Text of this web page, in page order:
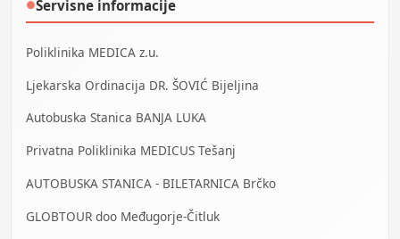
●Servisne informacije
Poliklinika MEDICA z.u.
Ljekarska Ordinacija DR. ŠOVIĆ Bijeljina
Autobuska Stanica BANJA LUKA
Privatna Poliklinika MEDICUS Tešanj
AUTOBUSKA STANICA - BILETARNICA Brčko
GLOBTOUR doo Međugorje-Čitluk